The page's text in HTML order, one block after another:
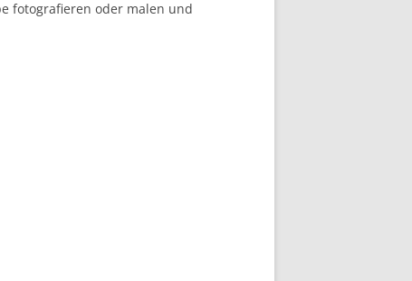
SPITZENMÄSSIG!
fotografieren oder malen und